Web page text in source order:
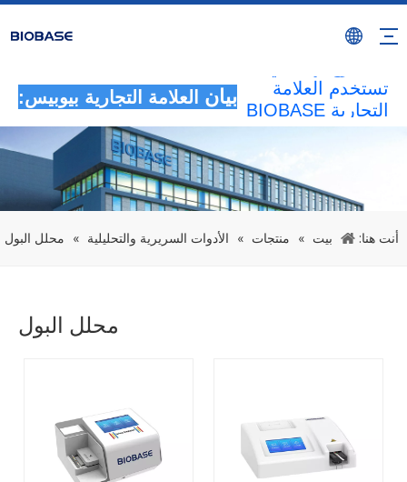
بيان العلامة التجارية بيوبيس:
الأنشطة غير
تستخدم العلامة
التجارية BIOBASE
بمثابة انتهاك غير
بالتحقيق في
المسؤولية
القانونية.
أنت هنا: بيت » منتجات » الأدوات السريرية والتحليلية » محلل البول
محلل البول